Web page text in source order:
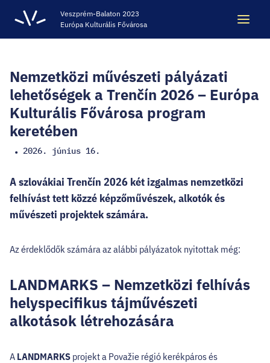
Veszprém-Balaton 2023
Európa Kulturális Fővárosa
Keresés
ÖRÖKSÉG
VESZPRÉM-BALATON 2023 EKF
CODE - DIGITÁLIS ÉLMÉNYKÖZPONT
KARRIER
Nemzetközi művészeti pályázati
lehetőségek a Trenčín 2026 – Európa
Kulturális Fővárosa program
keretében
• 2026. június 16.
A szlovákiai Trenčín 2026 két izgalmas nemzetközi
felhívást tett közzé képzőművészek, alkotók és
művészeti projektek számára.
Az érdeklődők számára az alábbi pályázatok nyitottak még:
LANDMARKS – Nemzetközi felhívás
helyspecifikus tájművészeti
alkotások létrehozására
A LANDMARKS projekt a Považie régió kerékpáros és